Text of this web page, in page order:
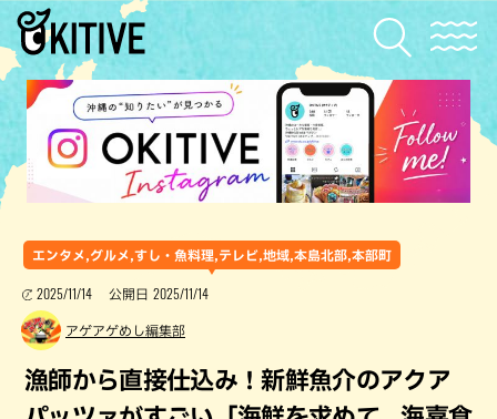
エンタメ,グルメ,すし・魚料理,テレビ,地域,本島北部,本部町
2025/11/14 公開日 2025/11/14
アゲアゲめし編集部
漁師から直接仕込み！新鮮魚介のアクア